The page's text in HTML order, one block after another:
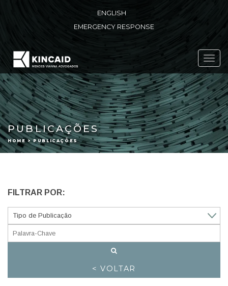
ENGLISH
EMERGENCY RESPONSE
PUBLICAÇÕES
HOME > PUBLICAÇÕES
FILTRAR POR:
< VOLTAR